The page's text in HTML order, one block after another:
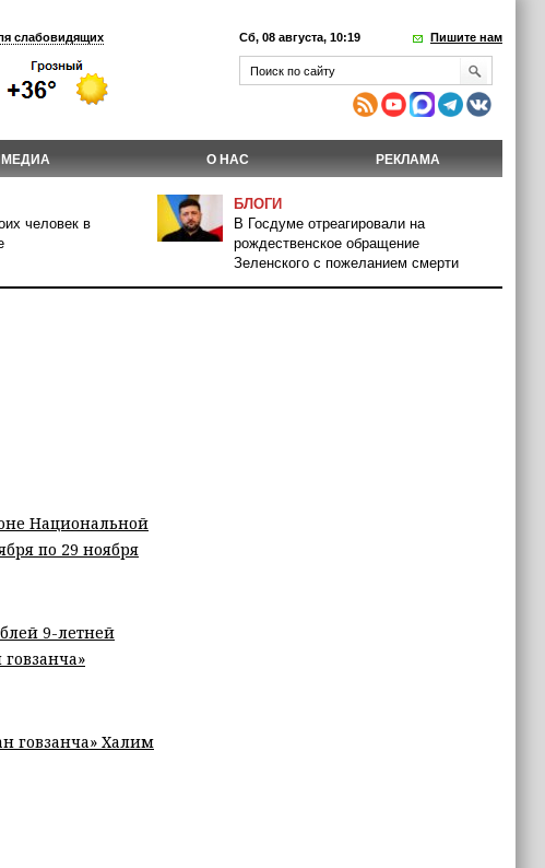
слабовидящих Сб, 08 августа, 10:19 Пишите нам
О НАС РЕКЛАМА
человек в
БЛОГИ
В Госдуме отреагировали на
рождественское обращение
Зеленского с пожеланием смерти
Национальной
по 29 ноября
9-летней
говзанча» Халим